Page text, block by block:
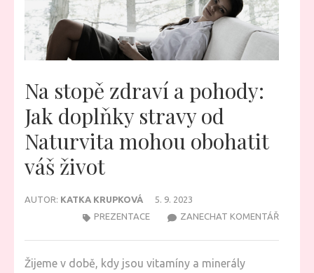
Na stopě zdraví a pohody:
Jak doplňky stravy od
Naturvita mohou obohatit
váš život
AUTOR: KATKA KRUPKOVÁ
5. 9. 2023
ZANECHAT KOMENTÁŘNA
PREZENTACE
Žijeme v době, kdy jsou vitamíny a minerály